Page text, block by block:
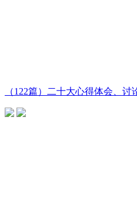
（122篇）二十大心得体会、